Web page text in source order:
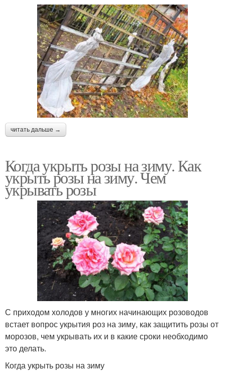
читать дальше →
Когда укрыть розы на зиму. Как
укрыть розы на зиму. Чем
укрывать розы
С приходом холодов у многих начинающих розоводов
встает вопрос укрытия роз на зиму, как защитить розы от
морозов, чем укрывать их и в какие сроки необходимо
это делать.
Когда укрыть розы на зиму